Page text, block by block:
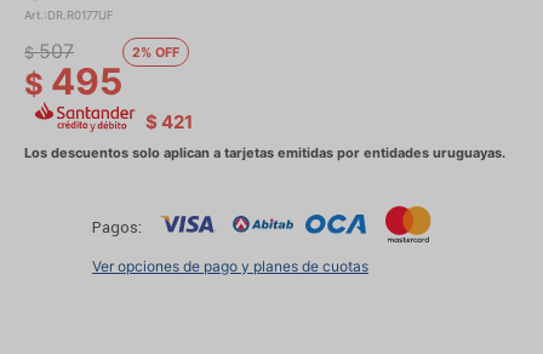
DR.R0177UF
$ 495
$ 507 2
$ 421
Pagos:
Ver opciones de pago y planes de cuotas